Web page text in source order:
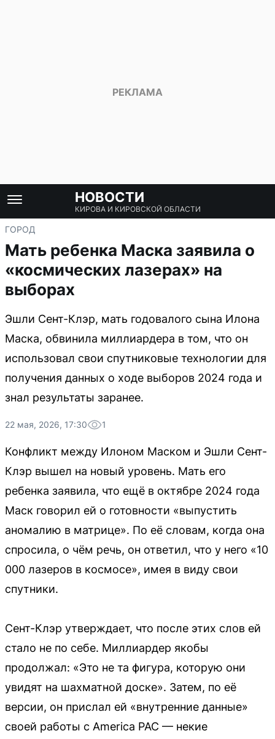
НОВОСТИ
КИРОВА И КИРОВСКОЙ ОБЛАСТИ
ГОРОД
Мать ребенка Маска заявила о
«космических лазерах» на
выборах
Эшли Сент-Клэр, мать годовалого сына Илона
Маска, обвинила миллиардера в том, что он
использовал свои спутниковые технологии для
получения данных о ходе выборов 2024 года и
знал результаты заранее.
22 мая, 2026, 17:30 1
Конфликт между Илоном Маском и Эшли Сент-
Клэр вышел на новый уровень. Мать его
ребенка заявила, что ещё в октябре 2024 года
Маск говорил ей о готовности «выпустить
аномалию в матрице». По её словам, когда она
спросила, о чём речь, он ответил, что у него «10
000 лазеров в космосе», имея в виду свои
спутники.
Сент-Клэр утверждает, что после этих слов ей
стало не по себе. Миллиардер якобы
продолжал: «Это не та фигура, которую они
увидят на шахматной доске». Затем, по её
версии, он прислал ей «внутренние данные»
своей работы с America PAC — некие